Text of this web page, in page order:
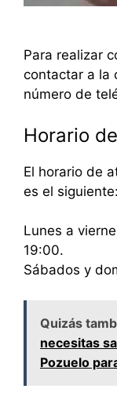
Para realizar
contactar a la
número de
Horario
El horario de
es el siguiente:
Lunes a
19:00.
Sábados y
Quizás
necesitas
Pozuelo